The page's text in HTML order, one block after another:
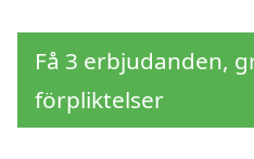
Få 3 erbjudanden,
förpliktelser